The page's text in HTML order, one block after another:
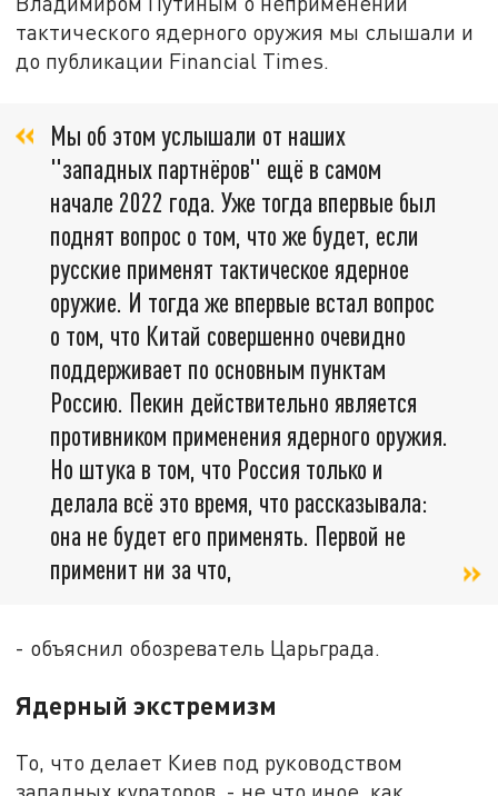
тактического ядерного оружия мы слышали и
до публикации Financial Times.
Мы об этом услышали от наших
"западных партнёров" ещё в самом
начале 2022 года. Уже тогда впервые был
поднят вопрос о том, что же будет, если
русские применят тактическое ядерное
оружие. И тогда же впервые встал вопрос
о том, что Китай совершенно очевидно
поддерживает по основным пунктам
Россию. Пекин действительно является
противником применения ядерного оружия.
Но штука в том, что Россия только и
делала всё это время, что рассказывала:
она не будет его применять. Первой не
применит ни за что,
- объяснил обозреватель Царьграда.
Ядерный экстремизм
То, что делает Киев под руководством
западных кураторов, - не что иное, как